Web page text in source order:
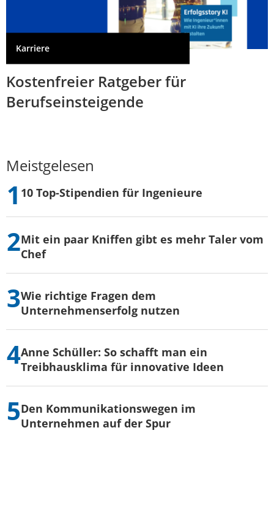
Karriere
Kostenfreier Ratgeber für
Berufseinsteigende
Meistgelesen
10 Top-Stipendien für Ingenieure
Mit ein paar Kniffen gibt es mehr Taler vom
Chef
Wie richtige Fragen dem
Unternehmenserfolg nutzen
Anne Schüller: So schafft man ein
Treibhausklima für innovative Ideen
Den Kommunikationswegen im
Unternehmen auf der Spur